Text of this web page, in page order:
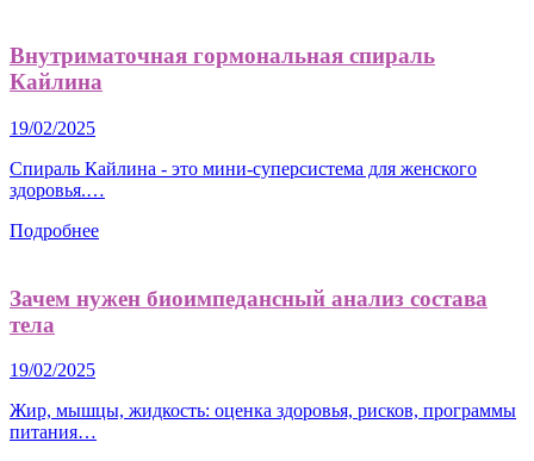
Внутриматочная гормональная спираль
Кайлина
19/02/2025
Спираль Кайлина - это мини-суперсистема для женского
здоровья.…
Подробнее
Зачем нужен биоимпедансный анализ состава
тела
19/02/2025
Жир, мышцы, жидкость: оценка здоровья, рисков, программы
питания…